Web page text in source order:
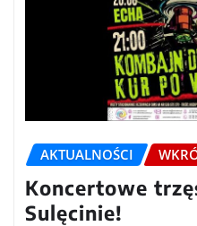
AKTUALNOŚCI
Koncertowe
Sulęcinie!